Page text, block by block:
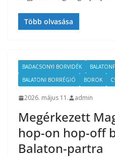
Több olvasása
BADACSONYI BORVIDÉK
BALATONI BORRÉGIÓ
BOROK
2026. május 11. admin
Megérkezett
hop-on hop-off
Balaton-partra